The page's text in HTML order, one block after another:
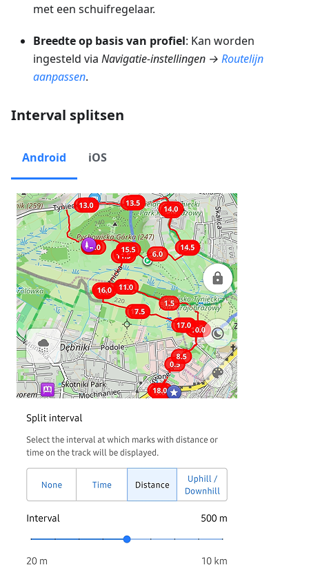
met een schuifregelaar.
Breedte op basis van profiel: Kan worden
ingesteld via Navigatie-instellingen → Routelijn
aanpassen.
Interval splitsen
Android iOS